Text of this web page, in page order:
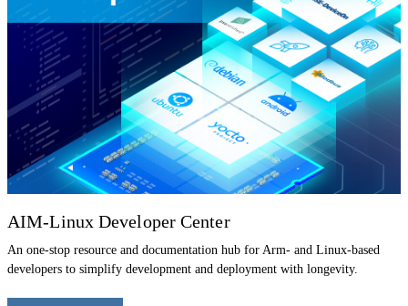
AIM-Linux Developer Center
An one-stop resource and documentation hub for Arm- and Linux-based
developers to simplify development and deployment with longevity.